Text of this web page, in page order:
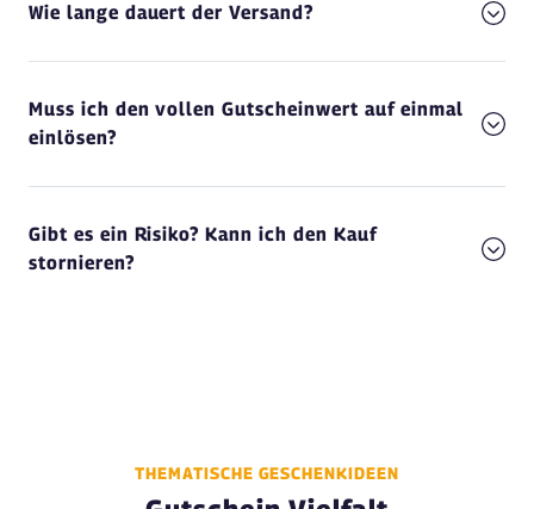
Wie lange dauert der Versand?
Muss ich den vollen Gutscheinwert auf einmal
einlösen?
Gibt es ein Risiko? Kann ich den Kauf
stornieren?
THEMATISCHE GESCHENKIDEEN